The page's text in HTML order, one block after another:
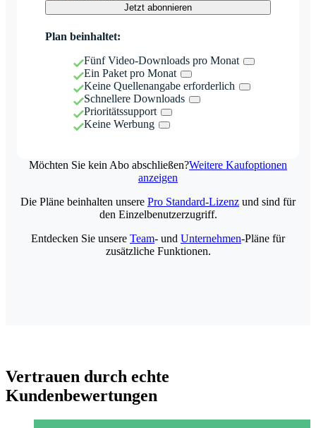
Jetzt abonnieren
Plan beinhaltet:
Fünf Video-Downloads pro Monat
Ein Paket pro Monat
Keine Quellenangabe erforderlich
Schnellere Downloads
Prioritätssupport
Keine Werbung
Möchten Sie kein Abo abschließen?Weitere Kaufoptionen
anzeigen
Die Pläne beinhalten unsere Pro Standard-Lizenz und sind für
den Einzelbenutzerzugriff.
Entdecken Sie unsere Team- und Unternehmen-Pläne für
zusätzliche Funktionen.
Vertrauen durch echte
Kundenbewertungen